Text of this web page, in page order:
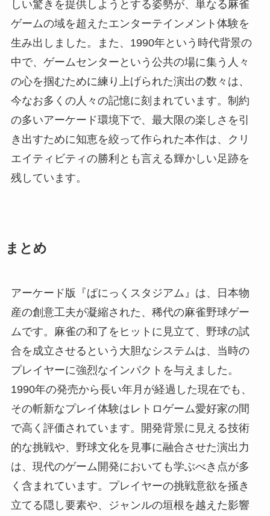
しい驚きを提供しようとする姿勢が、単なる麻雀
ゲームの域を超えたエンターテインメント体験を
生み出しました。また、1990年という時代背景の
中で、ゲームセンターという公共の場に集う人々
の心を掴むために練り上げられた演出の数々は、
今なお多くの人々の記憶に刻まれています。制約
の多いアーケード環境下で、最大限の楽しさを引
き出すために知恵を絞って作られた本作は、クリ
エイティビティの勝利とも言える輝かしい足跡を
残しています。
まとめ
アーケード版『ぱにっくスタジアム』は、日本物
産の創意工夫が凝縮された、稀代の麻雀野球ゲー
ムです。麻雀の和了をヒットに見立て、野球の試
合を成立させるという大胆なシステムは、当時の
プレイヤーに強烈なインパクトを与えました。
1990年の発売から長い年月が経過した現在でも、
その斬新なプレイ体験はレトロゲーム愛好家の間
で高く評価されています。開発背景に見える技術
的な挑戦や、野球文化を見事に融合させた演出力
は、現代のゲーム開発においても学ぶべき点が多
く含まれています。プレイヤーの挑戦意欲を掻き
立てる隠し要素や、ジャンルの垣根を越えた影響